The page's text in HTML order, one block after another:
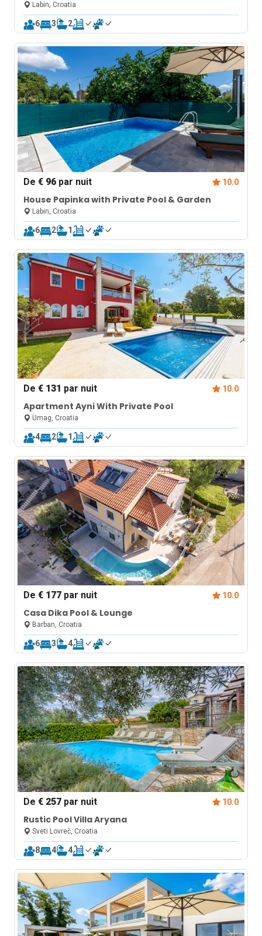
Labin, Croatia
6 3 2
De€ 96 par nuit 10.0
House Papinka with Private Pool & Garden
Labin, Croatia
6 2 1
De€ 131 par nuit 10.0
Apartment Ayni With Private Pool
Umag, Croatia
4 2 1
De€ 177 par nuit 10.0
Casa Dika Pool & Lounge
Barban, Croatia
6 3 4
De€ 257 par nuit 10.0
Rustic Pool Villa Aryana
Sveti Lovreč, Croatia
8 4 4